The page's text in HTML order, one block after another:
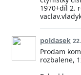
1970+díl 2.
poldasek
Prodam
rozbalene,